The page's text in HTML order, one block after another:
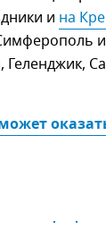
и на